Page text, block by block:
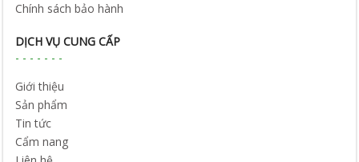
Chính sách bảo hành
DỊCH VỤ CUNG CẤP
Giới thiệu
Sản phẩm
Tin tức
Cẩm nang